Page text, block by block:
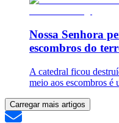
Nossa Senhora
escombros do
A catedral ficou
meio aos escombros é
Carregar mais artigos